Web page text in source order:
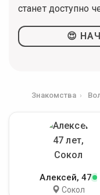
станет доступно
😍
Знакомства
Алексей, 47
Сокол